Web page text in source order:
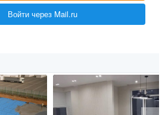
Войти через Mail.ru